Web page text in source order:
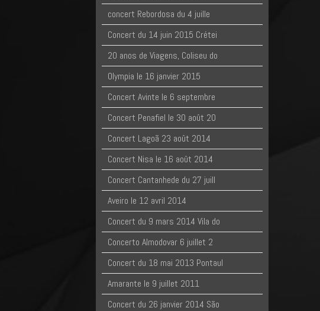
concert Rebordosa du 4 juille
Concert du 14 juin 2015 Crétei
20 anos de Viagens, Coliseu do
Olympia le 16 janvier 2015
Concert Avinte le 6 septembre
Concert Penafiel le 30 août 20
Concert Lagoã 23 août 2014
Concert Nisa le 16 août 2014
Concert Cantanhede du 27 juill
Aveiro le 12 avril 2014
Concert du 9 mars 2014 Vila do
Concerto Almodovar 6 juillet 2
Concert du 18 mai 2013 Pontaul
Amarante le 9 juillet 2011
Concert du 26 janvier 2014 São